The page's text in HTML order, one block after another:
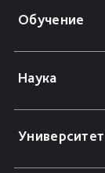
Обучение
Наука
Университет